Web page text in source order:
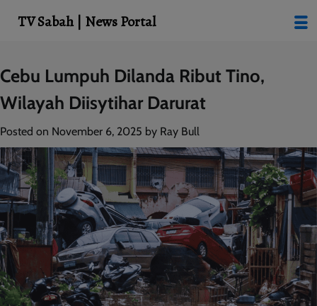
Skip
to
content
Cebu Lumpuh Dilanda Ribut Tino,
Wilayah Diisytihar Darurat
Posted on November 6, 2025 by Ray Bull
TV Sabah | News Portal